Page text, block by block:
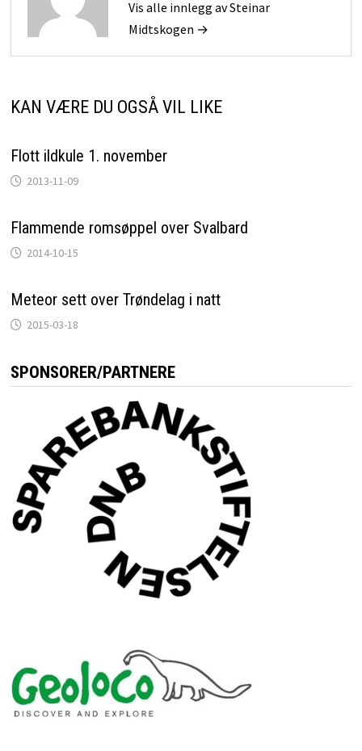
Vis alle innlegg av Steinar
Midtskogen →
KAN VÆRE DU OGSÅ VIL LIKE
Flott ildkule 1. november
2013-11-09
Flammende romsøppel over Svalbard
2014-10-15
Meteor sett over Trøndelag i natt
2015-03-18
SPONSORER/PARTNERE